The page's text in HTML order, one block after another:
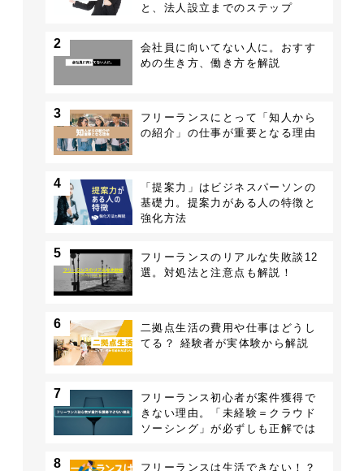
と、法人設立までのステップ
2
会社員に向いてない人に。おすす
めの生き方、働き方を解説
3
フリーランスにとって「知人から
の紹介」の仕事が重要となる理由
4
「提案力」はビジネスパーソンの
基礎力。提案力がある人の特徴と
強化方法
5
フリーランスのリアルな失敗談12
選。対処法と注意点も解説！
6
二拠点生活の費用や仕事はどうし
てる？ 経験者が実体験から解説
7
フリーランス初心者が案件獲得で
きない理由。「未経験＝クラウド
ソーシング」が必ずしも正解では
8 フリーランスは生活できない！？